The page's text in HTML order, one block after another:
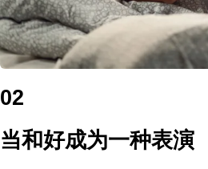
02
当和好成为一种表演